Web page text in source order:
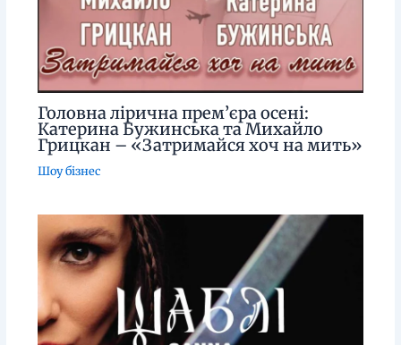
Головна лірична прем’єра осені:
Катерина Бужинська та Михайло
Грицкан – «Затримайся хоч на мить»
Шоу бізнес